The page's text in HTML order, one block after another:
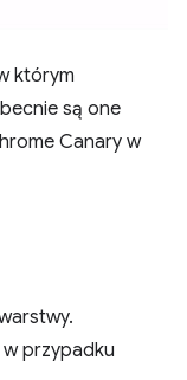
którym
są one
Canary w
w przypadku